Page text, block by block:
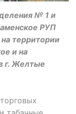
№ 1 и
РУП
территории
и на
г. Желтые